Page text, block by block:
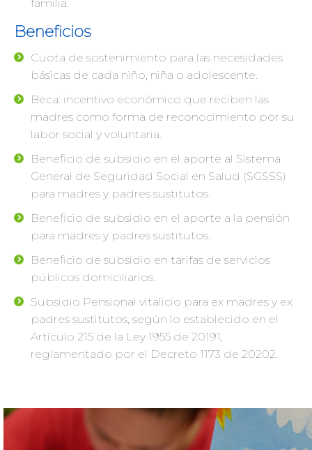
familia.
Beneficios
Cuota de sostenimiento para las necesidades
básicas de cada niño, niña o adolescente.
Beca: incentivo económico que reciben las
madres como forma de reconocimiento por su
labor social y voluntaria.
Beneficio de subsidio en el aporte al Sistema
General de Seguridad Social en Salud (SGSSS)
para madres y padres sustitutos.
Beneficio de subsidio en el aporte a la pensión
para madres y padres sustitutos.
Beneficio de subsidio en tarifas de servicios
públicos domiciliarios.
Subsidio Pensional vitalicio para ex madres y ex
padres sustitutos, según lo establecido en el
Artículo 215 de la Ley 1955 de 20191,
reglamentado por el Decreto 1173 de 20202.